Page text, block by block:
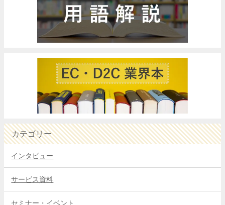
カテゴリー
インタビュー
サービス資料
セミナー・イベント